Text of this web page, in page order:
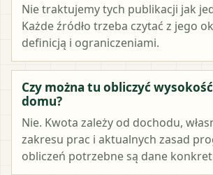
Nie traktujemy tych publikacji jak
Każde źródło trzeba czytać z jego
definicją i ograniczeniami.
Czy można tu obliczyć
domu?
Nie. Kwota zależy od dochodu,
zakresu prac i aktualnych zasad
obliczeń potrzebne są dane